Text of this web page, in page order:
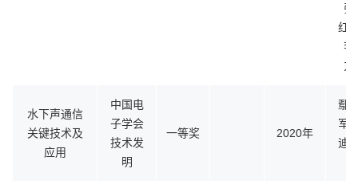
张
红
李
力
水下声通信
关键技术及
应用
中国电
子学会
技术发
明
一等奖 2020年
鄢
军
迪